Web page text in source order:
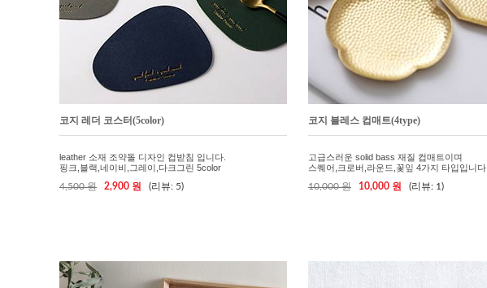
코지 레더 코스터(5color)
leather 소재 조약돌 디자인 컵받침 입니다.
핑크,블랙,네이비,그레이,다크그린 5color
4,500 원
2,900 원 (리뷰: 5)
코지 블레스 컵매트(4type)
고급스러운 solid bass 재질 컵매트이며
스퀘어,크로버,라운드,꽃잎 4가지 타입입니다.
10,000 원
10,000 원 (리뷰: 1)